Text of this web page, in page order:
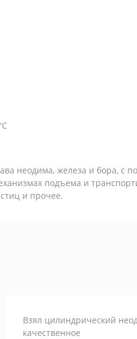
неодима, железа и бора,
подъема и
и прочее.
Взял цилиндрический
качественное